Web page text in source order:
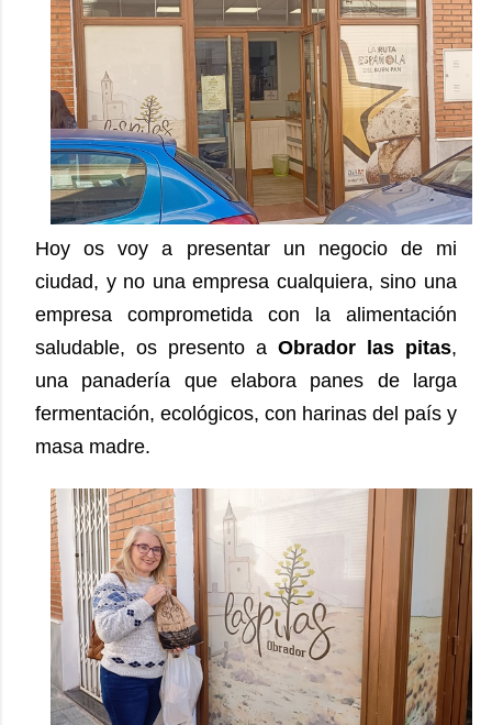
Hoy os voy a presentar un negocio de mi
ciudad, y no una empresa cualquiera, sino una
empresa comprometida con la alimentación
saludable, os presento a Obrador las pitas,
una panadería que elabora panes de larga
fermentación, ecológicos, con harinas del país y
masa madre.